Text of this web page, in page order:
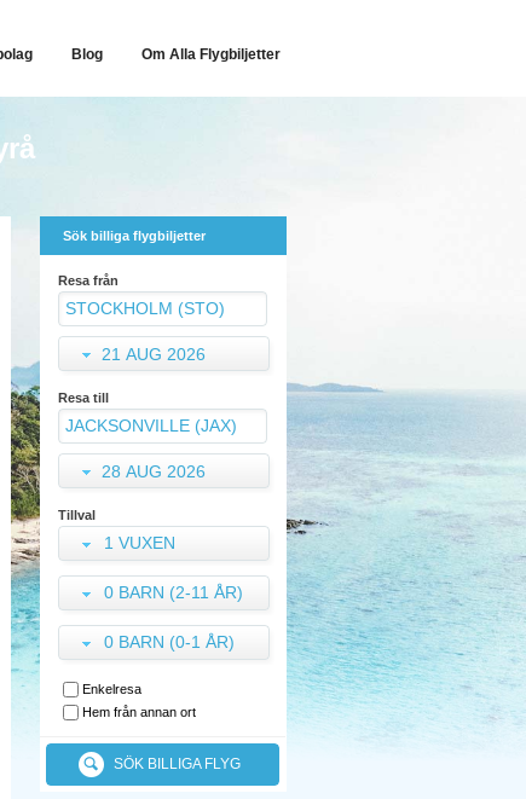
Blog Om Alla Flygbiljetter
Sök billiga flygbiljetter
Resa från
21 AUG 2026
Resa till
28 AUG 2026
Tillval
1 VUXEN
0 BARN (2-11 ÅR)
0 BARN (0-1 ÅR)
Enkelresa
Hem från annan ort
SÖK BILLIGA FLYG